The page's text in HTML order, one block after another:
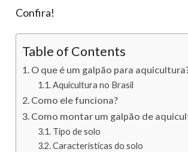
Confira!
Table of Contents
O que é um galpão para
Aquicultura no Brasil
Como ele funciona?
Como montar um galpão de
Tipo de solo
Características do solo